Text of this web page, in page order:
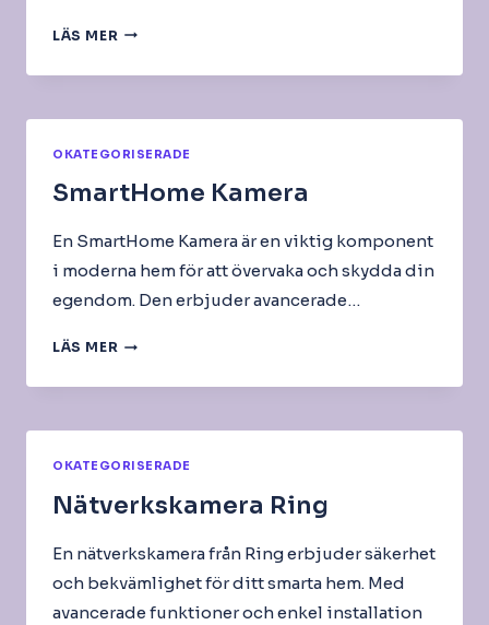
LÄS MER MESH-
OKATEGORISERADE
SmartHome Kamera
En SmartHome Kamera är en viktig komponent
i moderna hem för att övervaka och skydda din
egendom. Den erbjuder avancerade…
LÄS MER SMARTHOME
OKATEGORISERADE
Nätverkskamera Ring
En nätverkskamera från Ring erbjuder säkerhet
och bekvämlighet för ditt smarta hem. Med
avancerade funktioner och enkel installation